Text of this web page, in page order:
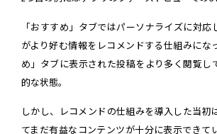
「おすすめ」タブではパーソナライズに対応
がより好む情報をレコメンドする仕組みにな
め」タブに表示された投稿をより多く閲覧し
的な状態。
しかし、レコメンドの仕組みを導入した当初
てまだ有益なコンテンツが十分に表示できて